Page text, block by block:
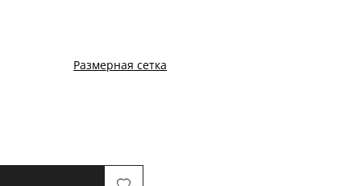
Размерная сетка